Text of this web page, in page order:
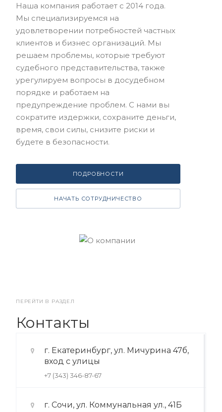
Наша компания работает с 2014 года.
Мы специализируемся на
удовлетворении потребностей частных
клиентов и бизнес организаций. Мы
решаем проблемы, которые требуют
судебного представительства, также
урегулируем вопросы в досудебном
порядке и работаем на
предупреждение проблем. С нами вы
сократите издержки, сохраните деньги,
время, свои силы, снизите риски и
будете в безопасности.
ПОДРОБНОСТИ
НАЧАТЬ СОТРУДНИЧЕСТВО
ПЕРЕЙТИ В РАЗДЕЛ
Контакты
г. Екатеринбург, ул. Мичурина 47б,
вход с улицы
+7 (343) 346-87-67
г. Сочи, ул. Коммунальная ул., 41Б